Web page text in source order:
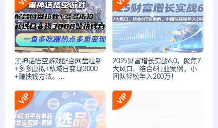
黑神话悟空游戏配合网盘拉新
+多多虚拟+私域日变现3000
+赚快钱方法。…
2025财富增长实战6.0，聚焦7
大风口，结合6行业案例，小
团队轻松年入200万！